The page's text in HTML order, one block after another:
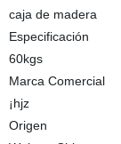
caja de madera
Especificación
60kgs
Marca Comercial
¡hjz
Origen